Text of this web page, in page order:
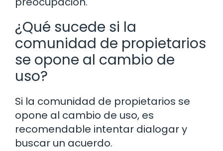
¿Qué sucede si la
comunidad de propietarios
se opone al cambio de
uso?
Si la comunidad de propietarios se
opone al cambio de uso, es
recomendable intentar dialogar y
buscar un acuerdo.